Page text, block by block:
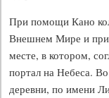
При помощи Кано
Внешнем Мире и
месте, в котором,
портал на Небеса.
деревни, по имени